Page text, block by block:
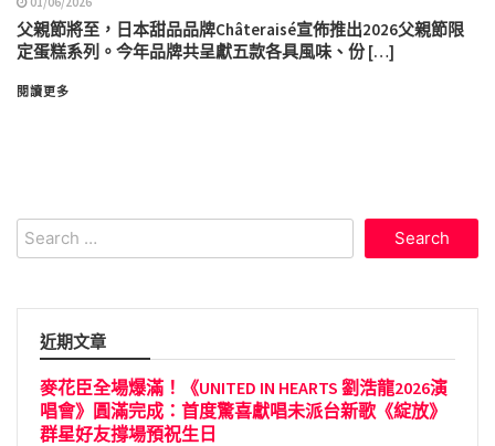
父親節將至，日本甜品品牌Châteraisé宣佈推出2026父親節限
定蛋糕系列。今年品牌共呈獻五款各具風味、份 […]
閱讀更多
Search
for:
近期文章
麥花臣全場爆滿！《UNITED IN HEARTS 劉浩龍2026演
唱會》圓滿完成：首度驚喜獻唱未派台新歌《綻放》
群星好友撐場預祝生日